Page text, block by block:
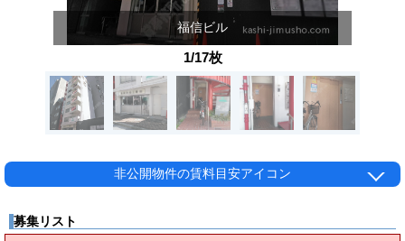
福信ビル
1/17枚
非公開物件の賃料目安アイコン
募集リスト